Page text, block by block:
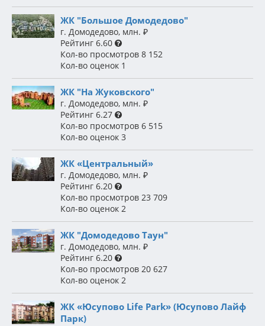
ЖК "Большое Домодедово"
г. Домодедово, млн. ₽
Рейтинг6.60
Кол-во просмотров8 152
Кол-во оценок1
ЖК "На Жуковского"
г. Домодедово, млн. ₽
Рейтинг6.27
Кол-во просмотров6 515
Кол-во оценок3
ЖК «Центральный»
г. Домодедово, млн. ₽
Рейтинг6.20
Кол-во просмотров23 709
Кол-во оценок2
ЖК "Домодедово Таун"
г. Домодедово, млн. ₽
Рейтинг6.20
Кол-во просмотров20 627
Кол-во оценок2
ЖК «Юсупово Life Park» (Юсупово Лайф
Парк)